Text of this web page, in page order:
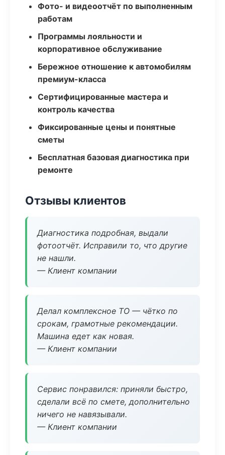
Фото- и видеоотчёт по выполненным
работам
Программы лояльности и
корпоративное обслуживание
Бережное отношение к автомобилям
премиум-класса
Сертифицированные мастера и
контроль качества
Фиксированные цены и понятные
сметы
Бесплатная базовая диагностика при
ремонте
Отзывы клиентов
Диагностика подробная, выдали
фотоотчёт. Исправили то, что другие
не нашли.
— Клиент компании
Делал комплексное ТО — чётко по
срокам, грамотные рекомендации.
Машина едет как новая.
— Клиент компании
Сервис понравился: приняли быстро,
сделали всё по смете, дополнительно
ничего не навязывали.
— Клиент компании